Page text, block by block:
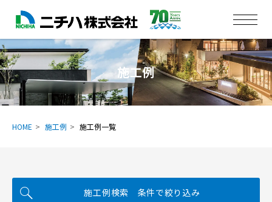
施工例
HOME 施工例 施工例一覧
施工例検索 条件で絞り込み